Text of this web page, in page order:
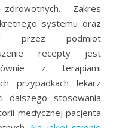
Zakres
systemu oraz
przez podmiot
recepty jest
z terapiami
przypadkach lekarz
dalszego stosowania
medycznej pacjenta